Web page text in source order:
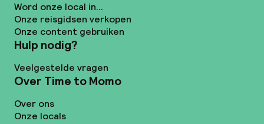
Word onze local in...
Onze reisgidsen verkopen
Onze content gebruiken
Hulp nodig?
Veelgestelde vragen
Over Time to Momo
Over ons
Onze locals